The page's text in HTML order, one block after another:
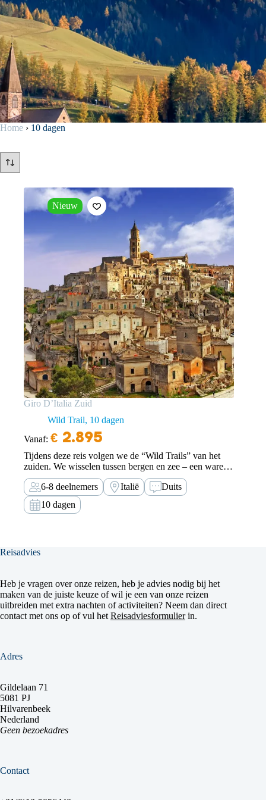
Home › 10 dagen
Nieuw
Giro D’Italia Zuid
Wild Trail 10 dagen
Vanaf: € 2.895
Tijdens deze reis volgen we de “Wild Trails” van het
zuiden. We wisselen tussen bergen en zee – een ware
“Giro d’Italia” door de ziel van de Mezzogiorno.
6-8 deelnemers
Italië
Duits
10 dagen
Reisadvies
Heb je vragen over onze reizen, heb je advies nodig bij het
maken van de juiste keuze of wil je een van onze reizen
uitbreiden met extra nachten of activiteiten? Neem dan direct
contact met ons op of vul het Reisadviesformulierin.
Adres
Gildelaan 71
5081 PJ
Hilvarenbeek
Nederland
Geen bezoekadres
Contact